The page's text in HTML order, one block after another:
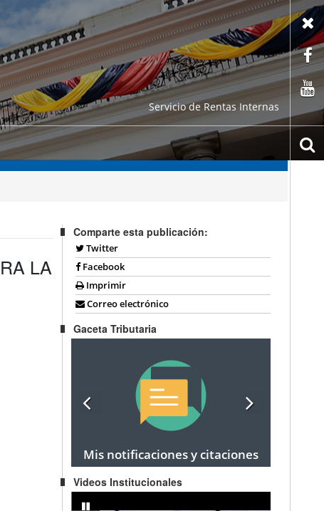
Servicio de Rentas Internas
LA
Comparte esta publicación:
Twitter
Facebook
Imprimir
Correo electrónico
Gaceta Tributaria
Mis notificaciones y citaciones
Videos Institucionales